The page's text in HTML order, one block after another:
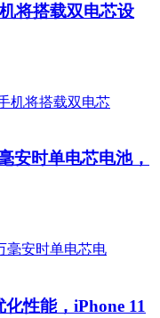
将搭载双电芯设
安时单电芯电池，
性能，iPhone 11